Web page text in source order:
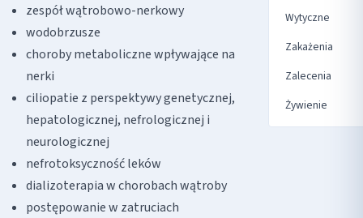
zespół wątrobowo-nerkowy
wodobrzusze
choroby metaboliczne wpływające na
nerki
ciliopatie z perspektywy genetycznej,
hepatologicznej, nefrologicznej i
neurologicznej
nefrotoksyczność leków
dializoterapia w chorobach wątroby
postępowanie w zatruciach
Wytyczne
Zakażenia
Zalecenia
Żywienie